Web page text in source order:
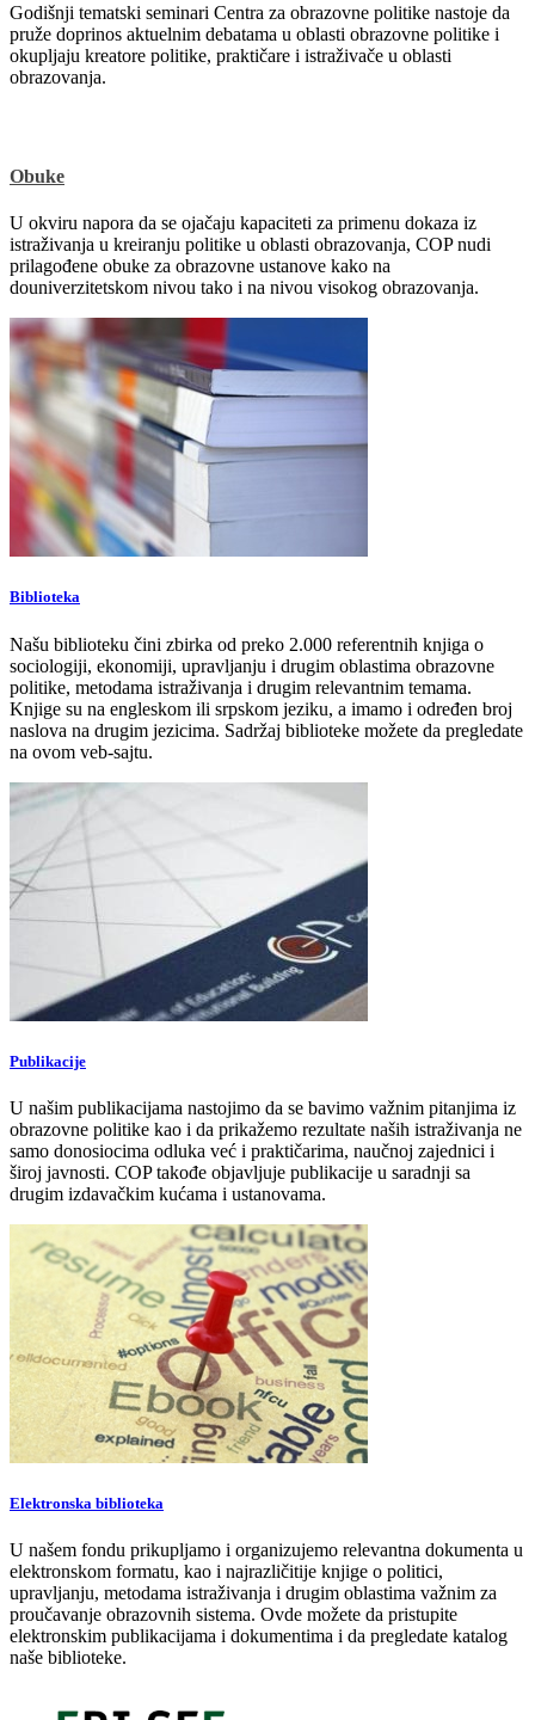
Godišnji tematski seminari Centra za obrazovne politike nastoje da
pruže doprinos aktuelnim debatama u oblasti obrazovne politike i
okupljaju kreatore politike, praktičare i istraživače u oblasti
obrazovanja.
Obuke
U okviru napora da se ojačaju kapaciteti za primenu dokaza iz
istraživanja u kreiranju politike u oblasti obrazovanja, COP nudi
prilagođene obuke za obrazovne ustanove kako na
douniverzitetskom nivou tako i na nivou visokog obrazovanja.
Biblioteka
Našu biblioteku čini zbirka od preko 2.000 referentnih knjiga o
sociologiji, ekonomiji, upravljanju i drugim oblastima obrazovne
politike, metodama istraživanja i drugim relevantnim temama.
Knjige su na engleskom ili srpskom jeziku, a imamo i određen broj
naslova na drugim jezicima. Sadržaj biblioteke možete da pregledate
na ovom veb-sajtu.
Publikacije
U našim publikacijama nastojimo da se bavimo važnim pitanjima iz
obrazovne politike kao i da prikažemo rezultate naših istraživanja ne
samo donosiocima odluka već i praktičarima, naučnoj zajednici i
široj javnosti. COP takođe objavljuje publikacije u saradnji sa
drugim izdavačkim kućama i ustanovama.
Elektronska biblioteka
U našem fondu prikupljamo i organizujemo relevantna dokumenta u
elektronskom formatu, kao i najrazličitije knjige o politici,
upravljanju, metodama istraživanja i drugim oblastima važnim za
proučavanje obrazovnih sistema. Ovde možete da pristupite
elektronskim publikacijama i dokumentima i da pregledate katalog
naše biblioteke.